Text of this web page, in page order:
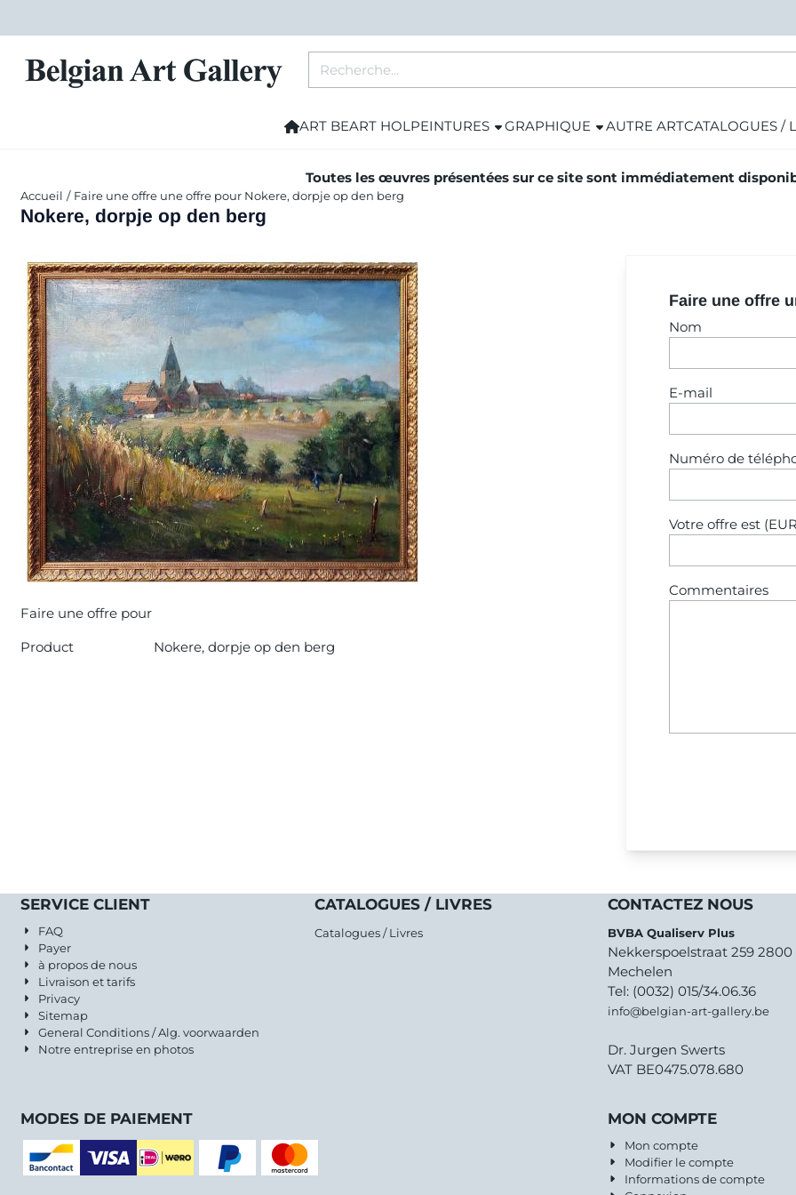
ART BEART HOLPEINTURES GRAPHIQUE AUTRE ARTCATALOGUES /
Toutes les œuvres présentées sur ce site sont immédiatement
Accueil / Faire une offre une offre pour Nokere, dorpje op den berg
Nokere, dorpje op den berg
Faire une offre pour
Product
Nokere, dorpje op den berg
Faire une offre
Nom
E-mail
Numéro de
Votre offre est
Commentaires
SERVICE CLIENT
FAQ
Payer
à propos de nous
Livraison et tarifs
Privacy
Sitemap
General Conditions / Alg. voorwaarden
Notre entreprise en photos
CATALOGUES / LIVRES
Catalogues / Livres
CONTACTEZ NOUS
BVBA Qualiserv Plus
Nekkerspoelstraat 259 2800
Mechelen
Tel: (0032) 015/34.06.36
info@belgian-art-gallery.be
Dr. Jurgen Swerts
VAT BE0475.078.680
MODES DE PAIEMENT MON COMPTE
Mon compte
Modifier le compte
Informations de compte